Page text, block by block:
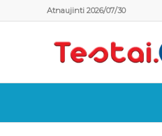
Atnaujinti 2026/07/30